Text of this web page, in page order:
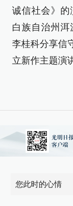
诚信社会》的
白族自治州
李桂科分享信
立新作主题演
您此时的心情